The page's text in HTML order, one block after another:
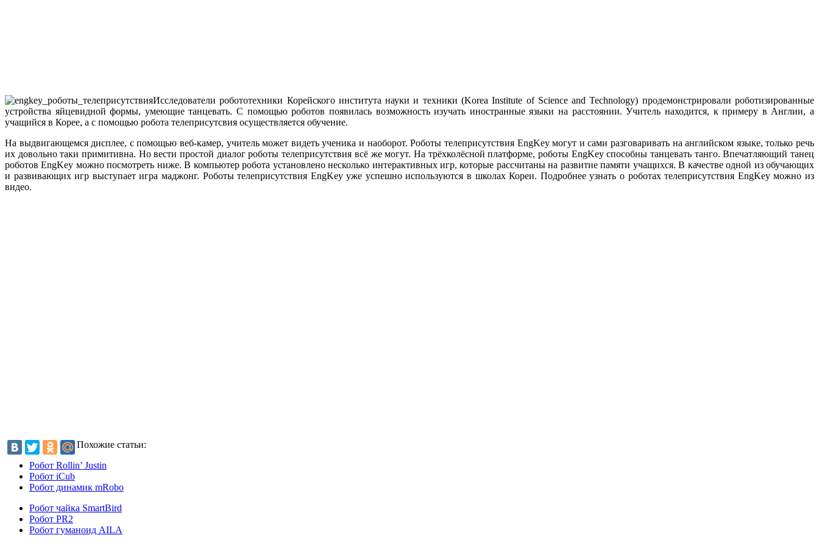
Исследователи робототехники Корейского института науки и техники (Korea Institute of Science and Technology) продемонстрировали роботизированные
устройства яйцевидной формы, умеющие танцевать. С помощью роботов появилась возможность изучать иностранные языки на расстоянии. Учитель находится, к примеру в Англии, а
учащийся в Корее, а с помощью робота телеприсутсвия осуществляется обучение.
На выдвигающемся дисплее, с помощью веб-камер, учитель может видеть ученика и наоборот. Роботы телеприсутствия EngKey могут и сами разговаривать на английском языке, только речь
их довольно таки примитивна. Но вести простой диалог роботы телеприсутствия всё же могут. На трёхколёсной платформе, роботы EngKey способны танцевать танго. Впечатляющий танец
роботов EngKey можно посмотреть ниже. В компьютер робота установлено несколько интерактивных игр, которые рассчитаны на развитие памяти учащихся. В качестве одной из обучающих
и развивающих игр выступает игра маджонг. Роботы телеприсутствия EngKey уже успешно используются в школах Кореи. Подробнее узнать о роботах телеприсутствия EngKey можно из
видео.
Похожие статьи:
Робот Rollin’ Justin
Робот iCub
Робот динамик mRobo
Робот чайка SmartBird
Робот PR2
Робот гуманоид AILA